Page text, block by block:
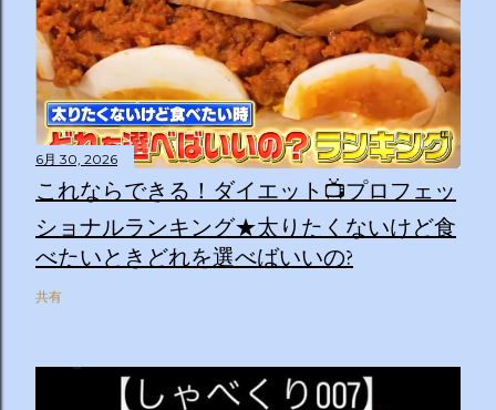
6月 30, 2026
これならできる！ダイエット📺プロフェッ
ショナルランキング★太りたくないけど食
べたいときどれを選べばいいの?
共有